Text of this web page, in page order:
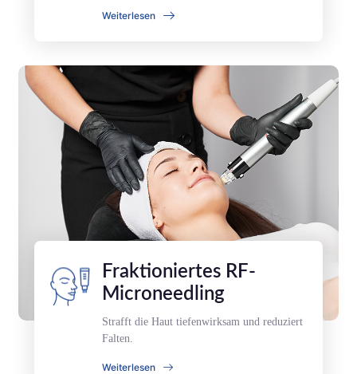
Weiterlesen
Fraktioniertes RF-
Microneedling
Strafft die Haut tiefenwirksam und reduziert
Falten.
Weiterlesen